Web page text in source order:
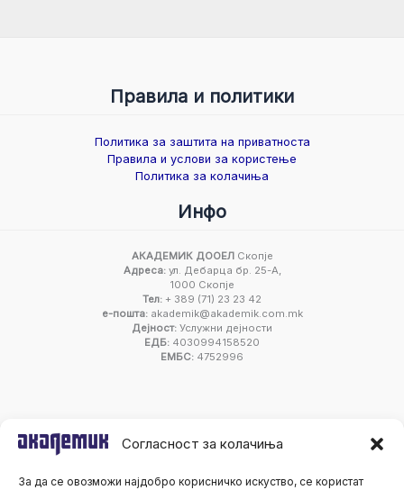
Согласност за колачиња
За да се овозможи најдобро корисничко искуство, се користат
Правила и политики
Политика за заштита на приватноста
Правила и услови за користење
Политика за колачиња
Инфо
АКАДЕМИК ДООЕЛСкопје
Адреса:ул. Дебарца бр. 25-А,
1000 Скопје
Тел: + 389 (71) 23 23 42
е-пошта:akademik@akademik.com.mk
Дејност: Услужни дејности
ЕДБ: 4030994158520
ЕМБС: 4752996